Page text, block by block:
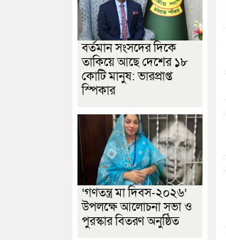
বর্তমান সংসদের দিকে
তাকিয়ে আছে দেশের ১৮
কোটি মানুষ: ভারপ্রাপ্ত
স্পিকার
‘গণতন্ত্র মা দিবস-২০২৬’
উপলক্ষে আলোচনা সভা ও
পুরস্কার বিতরণ অনুষ্ঠিত